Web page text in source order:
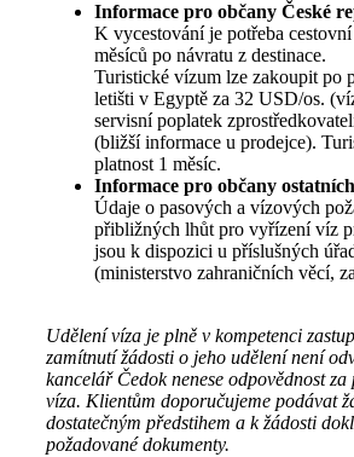
Informace pro občany České
K vycestování je potřeba
měsíců po návratu z destinace.
Turistické vízum lze zakoupit po
letišti v Egyptě za 32 USD/os.
servisní poplatek
(bližší informace u prodejce).
platnost 1 měsíc.
Informace pro občany
Údaje o pasových a vízových
přibližných lhůt pro vyřízení víz
jsou k dispozici u příslušných
(ministerstvo zahraničních věcí,
Udělení víza je plně v kompetenci
zamítnutí žádosti o jeho udělení není
kancelář Čedok nenese odpovědnost
víza. Klientům doporučujeme podávat
dostatečným předstihem a k žádosti
požadované dokumenty.